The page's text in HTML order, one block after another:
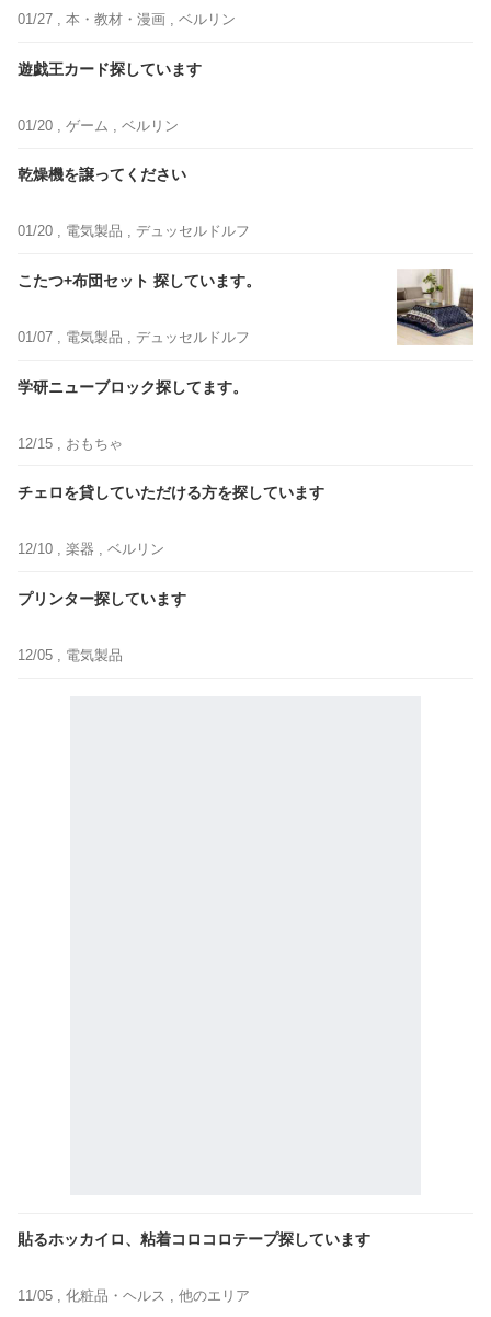
01/27 , 本・教材・漫画 , ベルリン
遊戯王カード探しています
01/20 , ゲーム , ベルリン
乾燥機を譲ってください
01/20 , 電気製品 , デュッセルドルフ
こたつ+布団セット 探しています。
01/07 , 電気製品 , デュッセルドルフ
学研ニューブロック探してます。
12/15 , おもちゃ
チェロを貸していただける方を探しています
12/10 , 楽器 , ベルリン
プリンター探しています
12/05 , 電気製品
貼るホッカイロ、粘着コロコロテープ探しています
11/05 , 化粧品・ヘルス , 他のエリア